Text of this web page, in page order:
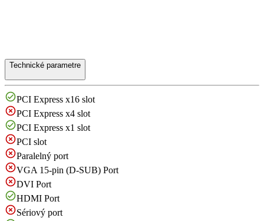
Technické parametre
PCI Express x16 slot
PCI Express x4 slot
PCI Express x1 slot
PCI slot
Paralelný port
VGA 15-pin (D-SUB) Port
DVI Port
HDMI Port
Sériový port